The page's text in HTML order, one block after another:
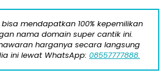
mendapatkan 100% kepemilikan
nama domain super cantik ini.
harganya secara langsung
ini lewat WhatsApp: 08557777888.